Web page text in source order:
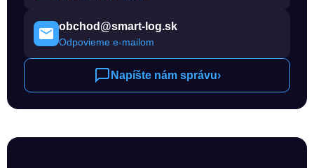
obchod@smart-log.sk
Odpovieme e-mailom
Napíšte nám správu›